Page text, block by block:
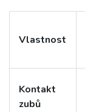
Vlastnost
Kontakt
zubů